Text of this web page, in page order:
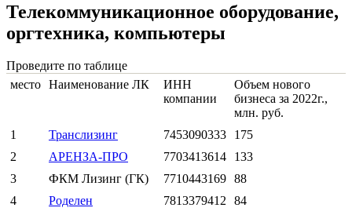
Телекоммуникационное оборудование,
оргтехника, компьютеры
Проведите по таблице
место Наименование ЛК
ИНН
компании
Объем нового
бизнеса за 2022г.,
млн. руб.
1
Транслизинг 7453090333
175
2
АРЕНЗА-ПРО 7703413614
133
3
ФКМ Лизинг (ГК) 7710443169 88
4
Роделен 7813379412 84